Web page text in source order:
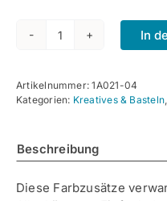
Supercolor
Menge
In
Artikelnummer:1A021-04
Kategorien: Kreatives & Basteln
Beschreibung
Diese Farbzusätze